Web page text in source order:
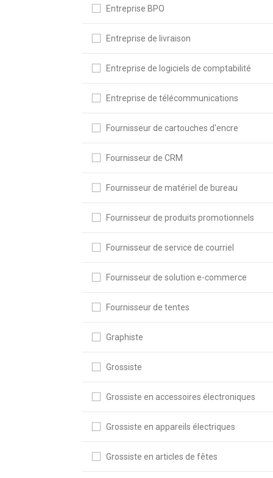
Entreprise BPO
Entreprise de livraison
Entreprise de logiciels de comptabilité
Entreprise de télécommunications
Fournisseur de cartouches d'encre
Fournisseur de CRM
Fournisseur de matériel de bureau
Fournisseur de produits promotionnels
Fournisseur de service de courriel
Fournisseur de solution e-commerce
Fournisseur de tentes
Graphiste
Grossiste
Grossiste en accessoires électroniques
Grossiste en appareils électriques
Grossiste en articles de fêtes